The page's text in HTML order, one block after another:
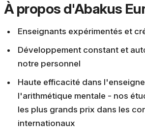
À propos d'Abakus
Enseignants expérimentés et
Développement constant et
notre personnel
Haute efficacité dans
l'arithmétique mentale - nos
les plus grands prix dans les
internationaux